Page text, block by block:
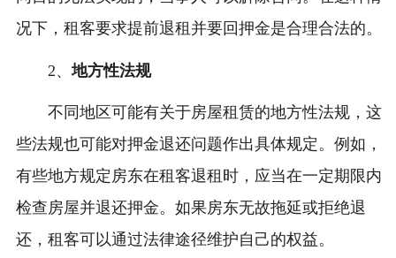
况下，租客要求提前退租并要回押金是合理合法的。
2、地方性法规
不同地区可能有关于房屋租赁的地方性法规，这
些法规也可能对押金退还问题作出具体规定。例如，
有些地方规定房东在租客退租时，应当在一定期限内
检查房屋并退还押金。如果房东无故拖延或拒绝退
还，租客可以通过法律途径维护自己的权益。